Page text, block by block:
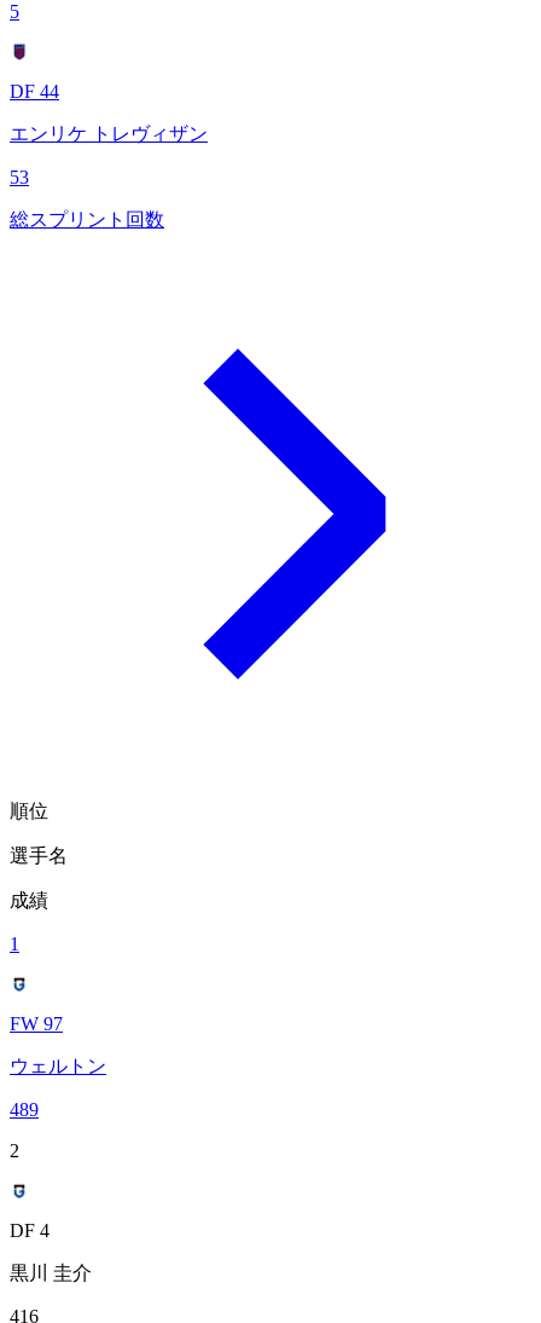
5
DF 44
エンリケ トレヴィザン
53
総スプリント回数
順位
選手名
成績
1
FW 97
ウェルトン
489
2
DF 4
黒川 圭介
416